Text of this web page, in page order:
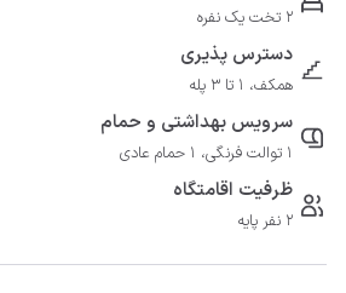
2 تخت یک نفره
دسترس پذیری
همکف، 1 تا 3 پله
سرویس بهداشتی و حمام
1 توالت فرنگی، 1 حمام عادی
ظرفیت اقامتگاه
2 نفر پایه